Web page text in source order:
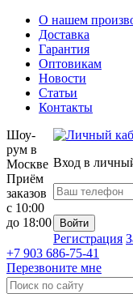
О нашем
Доставка
Гарантия
Оптовикам
Новости
Статьи
Контакты
Вход в
Регистрация
Шоу-
рум в
Москве
Приём
заказов
с 10:00
до 18:00
+7 903 686-75-41
Перезвоните мне